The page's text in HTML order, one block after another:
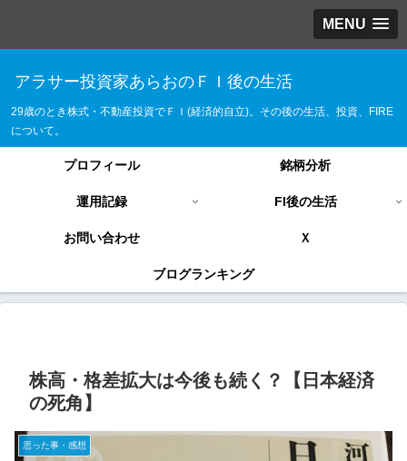
MENU
アラサー投資家あらおのＦＩ後の生活
29歳のとき株式・不動産投資でＦＩ(経済的自立)。その後の生活、投資、FIRE
について。
プロフィール 銘柄分析
運用記録 FI後の生活
お問い合わせ Ｘ
ブログランキング
株高・格差拡大は今後も続く？【日本経済
の死角】
思った事・感想